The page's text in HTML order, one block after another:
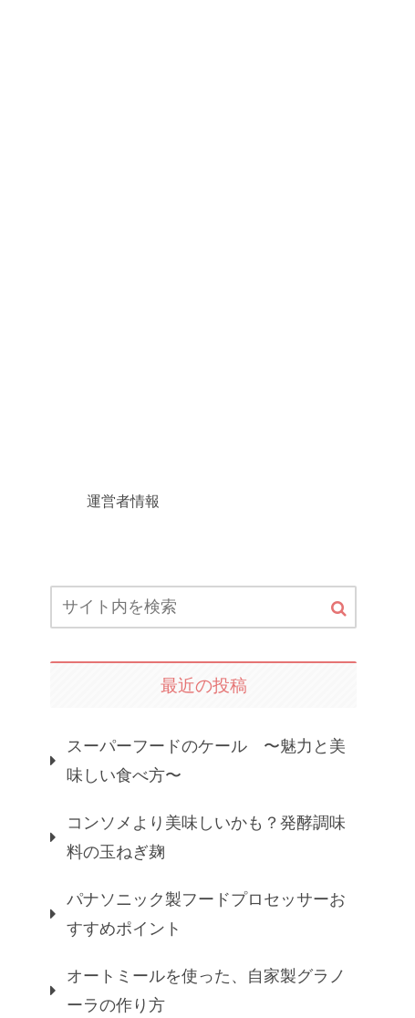
運営者情報
最近の投稿
スーパーフードのケール 〜魅力と美
味しい食べ方〜
コンソメより美味しいかも？発酵調味
料の玉ねぎ麹
パナソニック製フードプロセッサーお
すすめポイント
オートミールを使った、自家製グラノ
ーラの作り方